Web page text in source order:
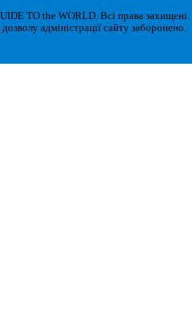
TO the WORLD. Всі права захищені.
адміністрації сайту заборонено.